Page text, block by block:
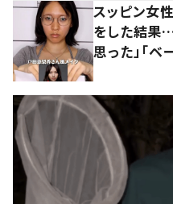
スッピン女
をした結果
思った」「ベ